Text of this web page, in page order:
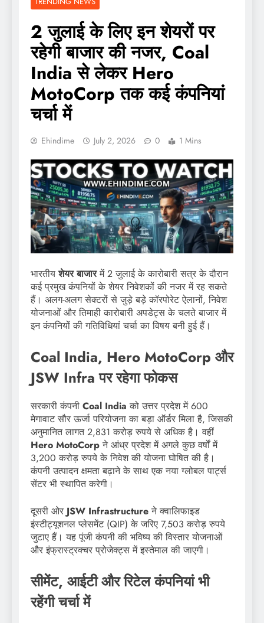
2 जुलाई के लिए इन शेयरों पर
रहेगी बाजार की नजर, Coal
India से लेकर Hero
MotoCorp तक कई कंपनियां
चर्चा में
Ehindime July 2, 2026 0 1 Mins
भारतीयशेयर बाजारमें 2 जुलाई के कारोबारी सत्र के दौरान
कई प्रमुख कंपनियों के शेयर निवेशकों की नजर में रह सकते
हैं। अलग-अलग सेक्टरों से जुड़े बड़े कॉरपोरेट ऐलानों, निवेश
योजनाओं और तिमाही कारोबारी अपडेट्स के चलते बाजार में
इन कंपनियों की गतिविधियां चर्चा का विषय बनी हुई हैं।
Coal India, Hero MotoCorp और
JSW Infra पर रहेगा फोकस
सरकारी कंपनी Coal India को उत्तर प्रदेश में 600
मेगावाट सौर ऊर्जा परियोजना का बड़ा ऑर्डर मिला है, जिसकी
अनुमानित लागत 2,831 करोड़ रुपये से अधिक है। वहीं
Hero MotoCorpने आंध्र प्रदेश में अगले कुछ वर्षों में
3,200 करोड़ रुपये के निवेश की योजना घोषित की है।
कंपनी उत्पादन क्षमता बढ़ाने के साथ एक नया ग्लोबल पार्ट्स
सेंटर भी स्थापित करेगी।
दूसरी ओर JSW Infrastructureने क्वालिफाइड
इंस्टीट्यूशनल प्लेसमेंट (QIP) के जरिए 7,503 करोड़ रुपये
जुटाए हैं। यह पूंजी कंपनी की भविष्य की विस्तार योजनाओं
और इंफ्रास्ट्रक्चर प्रोजेक्ट्स में इस्तेमाल की जाएगी।
सीमेंट, आईटी और रिटेल कंपनियां भी
रहेंगी चर्चा में